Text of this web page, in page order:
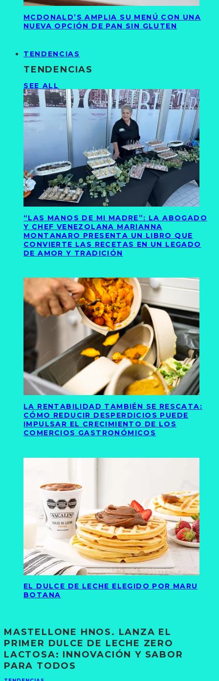
MCDONALD’S AMPLIA SU MENÚ CON UNA
NUEVA OPCIÓN DE PAN SIN GLUTEN
TENDENCIAS
TENDENCIAS
SEE ALL
“LAS MANOS DE MI MADRE”: LA ABOGADO
Y CHEF VENEZOLANA MARIANNA
MONTANARO PRESENTA UN LIBRO QUE
CONVIERTE LAS RECETAS EN UN LEGADO
DE AMOR Y TRADICIÓN
LA RENTABILIDAD TAMBIÉN SE RESCATA:
CÓMO REDUCIR DESPERDICIOS PUEDE
IMPULSAR EL CRECIMIENTO DE LOS
COMERCIOS GASTRONÓMICOS
EL DULCE DE LECHE ELEGIDO POR MARU
BOTANA
MASTELLONE HNOS. LANZA EL
PRIMER DULCE DE LECHE ZERO
LACTOSA: INNOVACIÓN Y SABOR
PARA TODOS